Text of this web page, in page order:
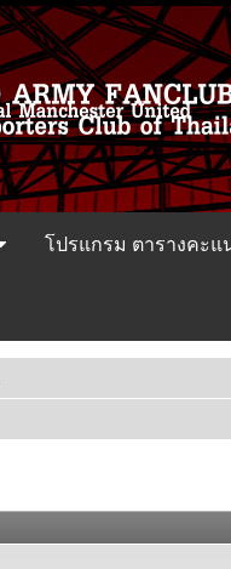
โปรแกรม ตารางคะ